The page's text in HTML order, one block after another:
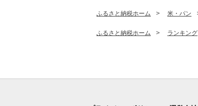
ふるさと納税ホーム 米・パン
ふるさと納税ホーム ランキング